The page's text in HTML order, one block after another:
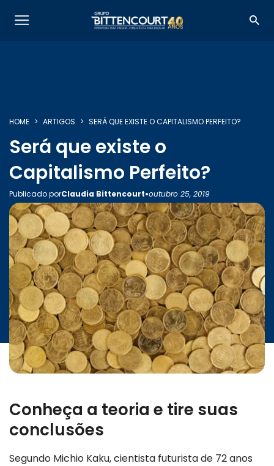
HOME ARTIGOS SERÁ QUE EXISTE O CAPITALISMO PERFEITO?
Será que existe o
Capitalismo Perfeito?
Publicado porClaudia Bittencourt•outubro 25, 2019
Conheça a teoria e tire suas
conclusões
Segundo Michio Kaku, cientista futurista de 72 anos